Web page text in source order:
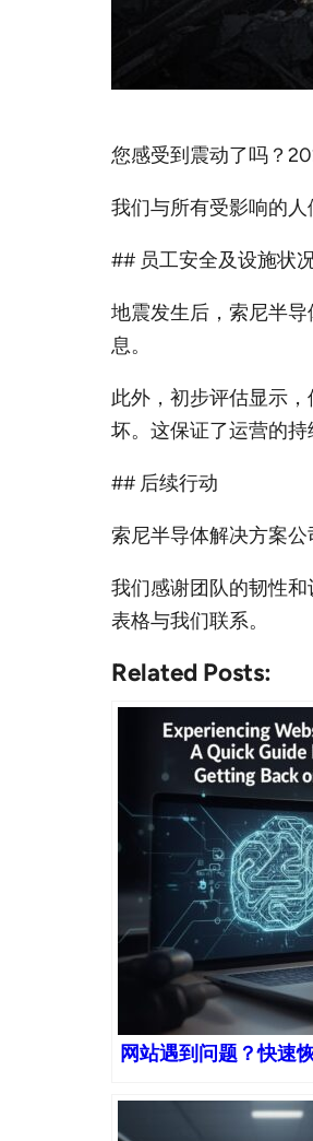
您感受到震动了吗？
我们与所有受影响的
## 员工安全及设施状
地震发生后，索尼半
息。
此外，初步评估显示
坏。这保证了运营的持
## 后续行动
索尼半导体解决方案
我们感谢团队的韧性
表格与我们联系。
Related Posts:
网站遇到问题？快速